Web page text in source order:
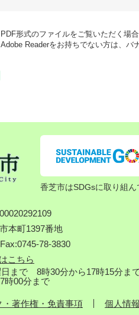
PDF形式のファイルをご覧いただく場
Adobe Readerをお持ちでない方は、バ
香芝市はSDGsに取り組ん
本町1397番地
78-3830
こちら
まで 8時30分から17時15分ま
時00分まで
・著作権・免責事項 個人情